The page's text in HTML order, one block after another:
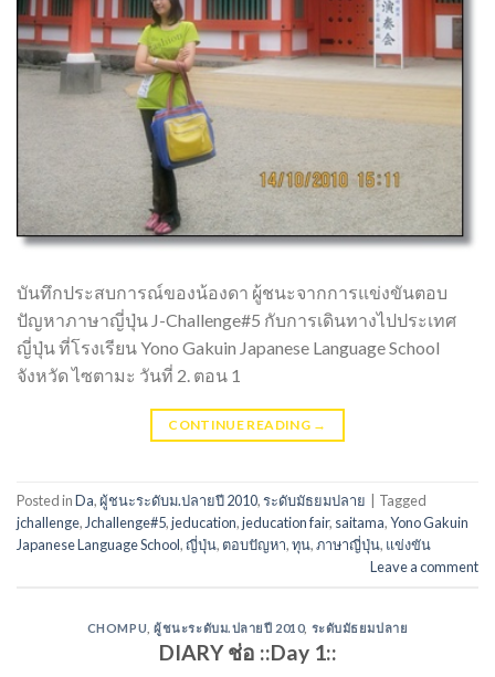
บันทึกประสบการณ์ของน้องดา ผู้ชนะจากการแข่งขันตอบ
ปัญหาภาษาญี่ปุ่น J-Challenge#5 กับการเดินทางไปประเทศ
ญี่ปุ่น ที่โรงเรียน Yono Gakuin Japanese Language School
จังหวัด ไซตามะ วันที่ 2. ตอน 1
CONTINUE READING →
Posted inDa,ผู้ชนะระดับม.ปลายปี 2010,ระดับมัธยมปลาย
Tagged
jchallenge, Jchallenge#5,jeducation,jeducation fair, saitama,Yono Gakuin
Japanese Language School,ญี่ปุ่น, ตอบปัญหา,ทุน,ภาษาญี่ปุ่น, แข่งขัน
Leave a comment
CHOMPU ,ผู้ชนะระดับม.ปลายปี 2010, ระดับมัธยมปลาย
DIARY ช่อ ::Day 1::